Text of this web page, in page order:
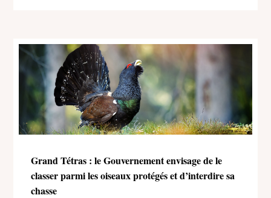
Grand Tétras : le Gouvernement envisage de le
classer parmi les oiseaux protégés et d’interdire sa
chasse